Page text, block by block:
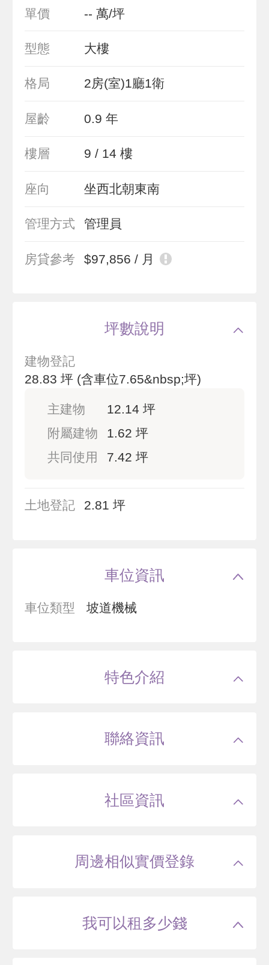
單價 -- 萬/坪
型態 大樓
格局 2房(室)1廳1衛
屋齡 0.9 年
樓層 9 / 14 樓
座向 坐西北朝東南
管理方式 管理員
房貸參考 $97,856 / 月
坪數說明
建物登記
28.83 坪 (含車位7.65&nbsp;坪)
主建物
12.14 坪
附屬建物
1.62 坪
共同使用
7.42 坪
土地登記 2.81 坪
車位資訊
車位類型 坡道機械
特色介紹
聯絡資訊
社區資訊
周邊相似實價登錄
我可以租多少錢